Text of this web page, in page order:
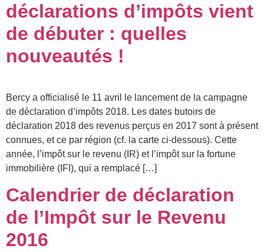
déclarations d’impôts vient
de débuter : quelles
nouveautés !
Bercy a officialisé le 11 avril le lancement de la campagne
de déclaration d’impôts 2018. Les dates butoirs de
déclaration 2018 des revenus perçus en 2017 sont à présent
connues, et ce par région (cf. la carte ci-dessous). Cette
année, l’impôt sur le revenu (IR) et l’impôt sur la fortune
immobilière (IFI), qui a remplacé […]
Calendrier de déclaration
de l’Impôt sur le Revenu
2016